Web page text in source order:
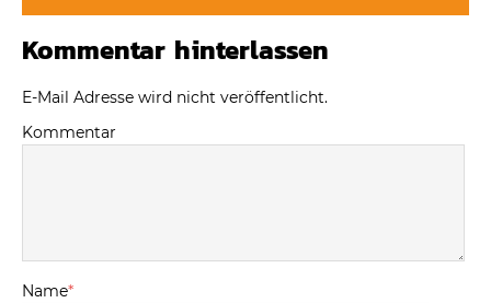
Kommentar hinterlassen
E-Mail Adresse wird nicht veröffentlicht.
Kommentar
Name*